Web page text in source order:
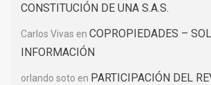
CONSTITUCIÓN DE UNA S.A.S.
Carlos Vivas en COPROPIEDADES –
INFORMACIÓN
orlando soto en PARTICIPACIÓN DEL